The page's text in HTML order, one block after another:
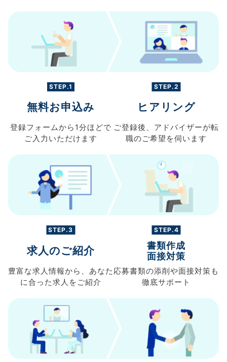
STEP.1
無料お申込み
登録フォームから 1分ほどで
ご入力 いただけます
STEP.2
ヒアリング
ご登録後、 アドバイザーが転
職のご希望を伺います
STEP.3
求人のご紹介
豊富な求人情報から、 あなた
に合った求人を ご紹介
STEP.4
書類作成
面接対策
応募書類の添削や面接対策も
徹底サポート